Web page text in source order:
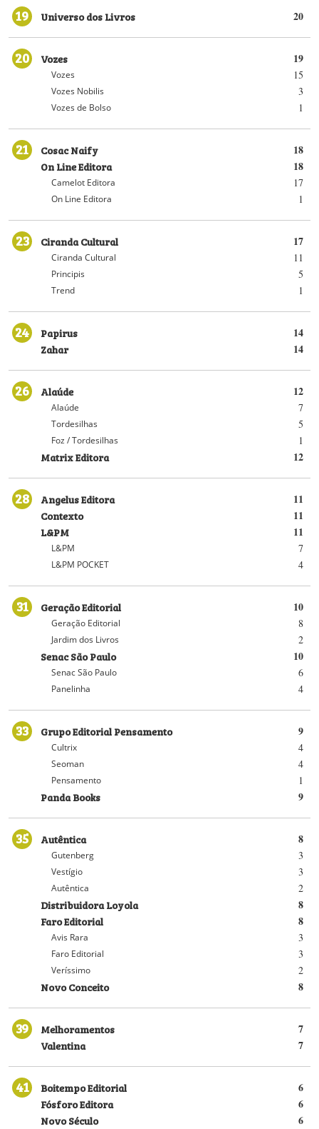
19 20
Universo dos Livros
20 19
Vozes
15
Vozes
3
Vozes Nobilis
1
Vozes de Bolso
21 18
Cosac Naify
18
On Line Editora
17
Camelot Editora
1
On Line Editora
23 17
Ciranda Cultural
11
Ciranda Cultural
5
Principis
1
Trend
24 14
Papirus
14
Zahar
26 12
Alaúde
7
Alaúde
5
Tordesilhas
1
Foz / Tordesilhas
12
Matrix Editora
28 11
Angelus Editora
11
Contexto
11
L&PM
7
L&PM
4
L&PM POCKET
31 10
Geração Editorial
8
Geração Editorial
2
Jardim dos Livros
10
Senac São Paulo
6
Senac São Paulo
4
Panelinha
33 9
Grupo Editorial Pensamento
4
Cultrix
4
Seoman
1
Pensamento
9
Panda Books
35 8
Autêntica
3
Gutenberg
3
Vestígio
2
Autêntica
8
Distribuidora Loyola
8
Faro Editorial
3
Avis Rara
3
Faro Editorial
2
Veríssimo
8
Novo Conceito
39 7
Melhoramentos
7
Valentina
41 6
Boitempo Editorial
6
Fósforo Editora
6
Novo Século